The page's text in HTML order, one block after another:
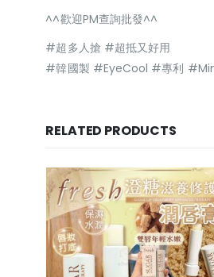
^^歡迎PM查詢批發^^
#超多人搶 #超抵又好用
#韓國製 #EyeCool #專利
RELATED PRODUCTS